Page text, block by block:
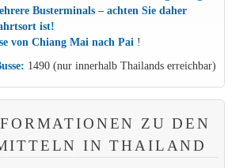
Busterminals – achten Sie daher
ist!
von Chiang Mai nach Pai !
1490 (nur innerhalb Thailands erreichbar)
ZU DEN
IN THAILAND